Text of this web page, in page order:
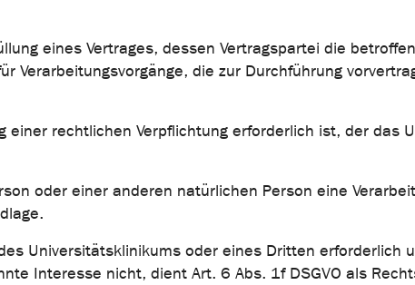
eines Vertrages, dessen Vertragspartei die
Verarbeitungsvorgänge, die zur Durchführung
einer rechtlichen Verpflichtung erforderlich ist, der das
oder einer anderen natürlichen Person eine
Universitätsklinikums oder eines Dritten erforderlich
Interesse nicht, dient Art. 6 Abs. 1f DSGVO als